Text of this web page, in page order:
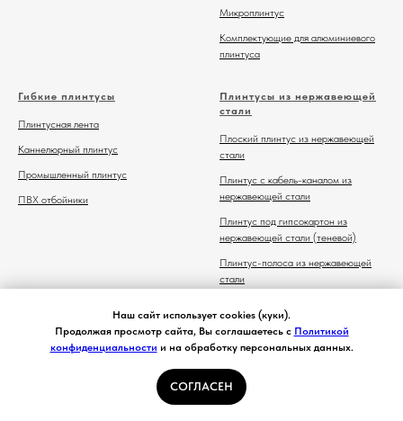
Наш сайт использует cookies (куки).
Продолжая просмотр сайта, Вы соглашаетесь с Политикой
конфиденциальности и на обработку персональных данных.
СОГЛАСЕН
Контакты
Микроплинтус
Комплектующие для алюминиевого
плинтуса
Гибкие плинтусы
Плинтусная лента
Каннелюрный плинтус
Промышленный плинтус
ПВХ отбойники
Плинтусы из нержавеющей
стали
Плоский плинтус из нержавеющей
стали
Плинтус с кабель-каналом из
нержавеющей стали
Плинтус под гипсокартон из
нержавеющей стали (теневой)
Плинтус-полоса из нержавеющей
стали
нержавеющей стали